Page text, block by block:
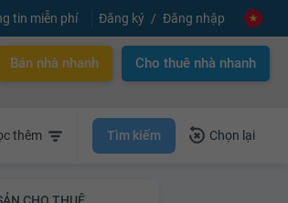
tin miễn phí Đăng ký Đăng nhập
Bán nhà nhanh Cho thuê nhà nhanh
thêm Tìm kiếm Chọn lại
CHO THUÊ